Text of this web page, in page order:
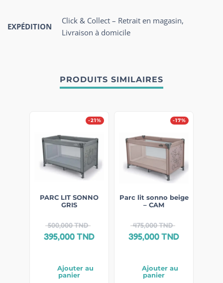
EXPÉDITION
Click & Collect – Retrait en magasin,
Livraison à domicile
PRODUITS SIMILAIRES
-21%
PARC LIT SONNO
GRIS
500,000TND
395,000TND
Ajouter au
panier
-17%
Parc lit sonno beige
– CAM
475,000TND
395,000TND
Ajouter au
panier